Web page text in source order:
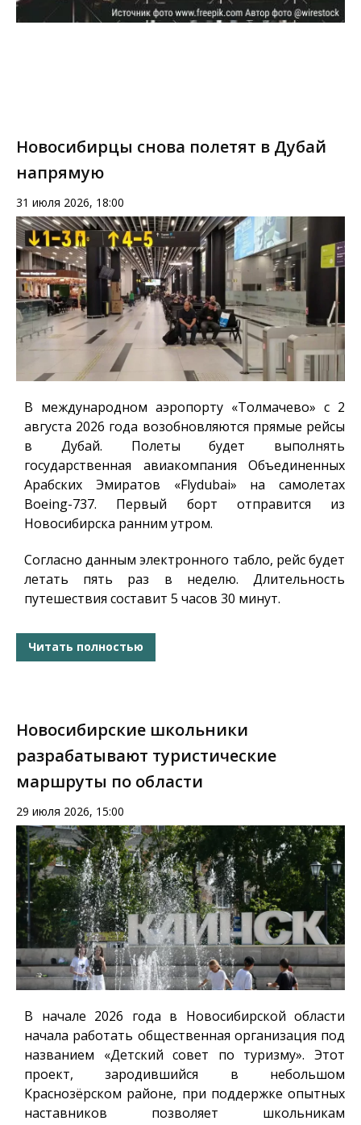
Новосибирцы снова полетят в Дубай
напрямую
31 июля 2026, 18:00
В международном аэропорту «Толмачево» с 2
августа 2026 года возобновляются прямые рейсы
в Дубай. Полеты будет выполнять
государственная авиакомпания Объединенных
Арабских Эмиратов «Flydubai» на самолетах
Boeing-737. Первый борт отправится из
Новосибирска ранним утром.
Согласно данным электронного табло, рейс будет
летать пять раз в неделю. Длительность
путешествия составит 5 часов 30 минут.
Читать полностью
Новосибирские школьники
разрабатывают туристические
маршруты по области
29 июля 2026, 15:00
В начале 2026 года в Новосибирской области
начала работать общественная организация под
названием «Детский совет по туризму». Этот
проект, зародившийся в небольшом
Краснозёрском районе, при поддержке опытных
наставников позволяет школьникам